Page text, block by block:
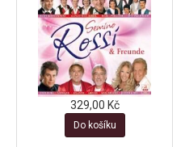
329,00 Kč
Do košíku